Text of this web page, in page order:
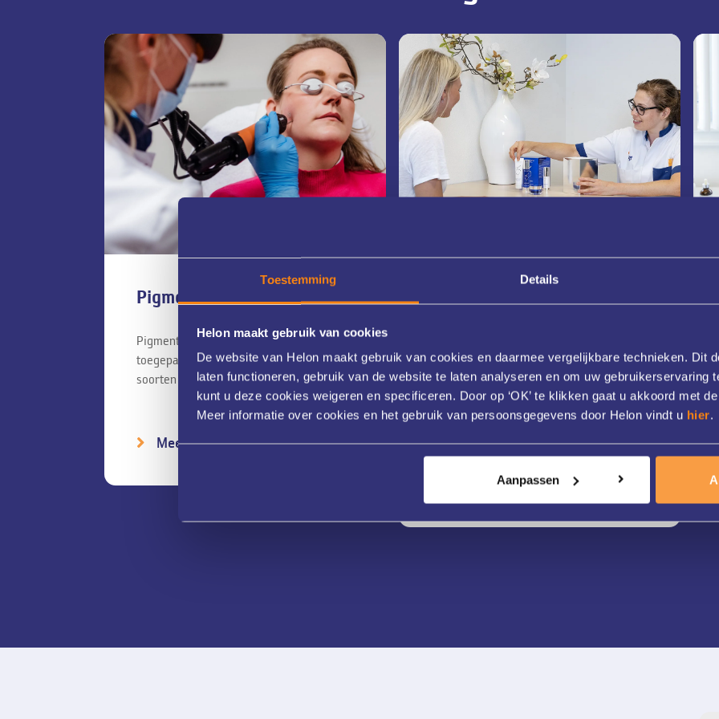
Toestemming Details
Helon maakt gebruik van cookies
De website van Helon maakt gebruik van cookies en daarmee vergelijkbare technieken. Dit
laten functioneren, gebruik van de website te laten analyseren en om uw gebruikerservaring
kunt u deze cookies weigeren en specificeren. Door op ‘OK’ te klikken gaat u akkoord met
Meer informatie over cookies en het gebruik van persoonsgegevens door Helon vindt u hier.
Aanpassen
Pigmentlaserbehandeling
Pigmentlaserbehandelingen kunnen
toegepast worden bij verschillende
soorten huidverkleuringen....
Meer informatie
De huidverbeterende producten van ZO
Skin Health (by dr. Zein Obagi) stimuleren
de huidcellen en...
Meer informatie